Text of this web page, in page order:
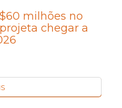
milhões no
chegar a